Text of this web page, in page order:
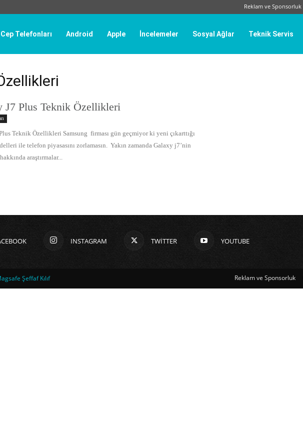
Reklam ve Sponsorluk
Cep Telefonları Android Apple İncelemeler Sosyal Ağlar Teknik Servis
J7 Plus Teknik Özellikleri
Teknik Özellikleri Samsung firması gün geçmiyor ki yeni çıkarttığı
ile telefon piyasasını zorlamasın. Yakın zamanda Galaxy j7’nin
araştırmalar...
INSTAGRAM TWITTER YOUTUBE
Reklam ve Sponsorluk
Şeffaf Kılıf